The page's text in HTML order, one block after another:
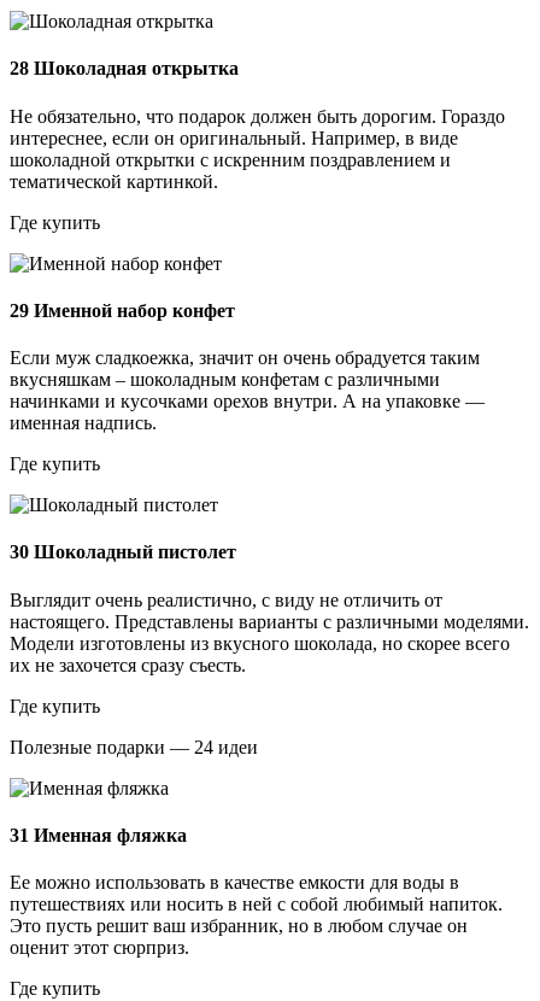
28 Шоколадная открытка
Не обязательно, что подарок должен быть дорогим. Гораздо
интереснее, если он оригинальный. Например, в виде
шоколадной открытки с искренним поздравлением и
тематической картинкой.
Где купить
29 Именной набор конфет
Если муж сладкоежка, значит он очень обрадуется таким
вкусняшкам – шоколадным конфетам с различными
начинками и кусочками орехов внутри. А на упаковке —
именная надпись.
Где купить
30 Шоколадный пистолет
Выглядит очень реалистично, с виду не отличить от
настоящего. Представлены варианты с различными моделями.
Модели изготовлены из вкусного шоколада, но скорее всего
их не захочется сразу съесть.
Где купить
Полезные подарки — 24 идеи
31 Именная фляжка
Ее можно использовать в качестве емкости для воды в
путешествиях или носить в ней с собой любимый напиток.
Это пусть решит ваш избранник, но в любом случае он
оценит этот сюрприз.
Где купить